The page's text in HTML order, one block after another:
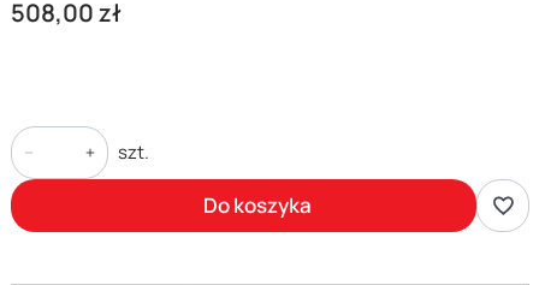
Cena
508,00 zł
szt.
Do koszyka